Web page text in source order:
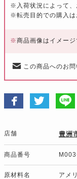
※入荷状況によって、
※転売目的での購入は
※商品画像はイメージ
この商品へのお
店舗 豊洲
商品番号
原材料名 アメ